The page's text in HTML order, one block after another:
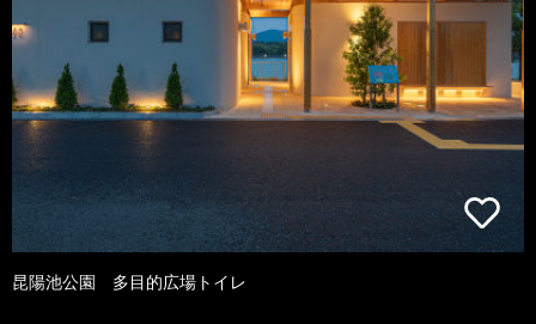
昆陽池公園 多目的広場トイレ